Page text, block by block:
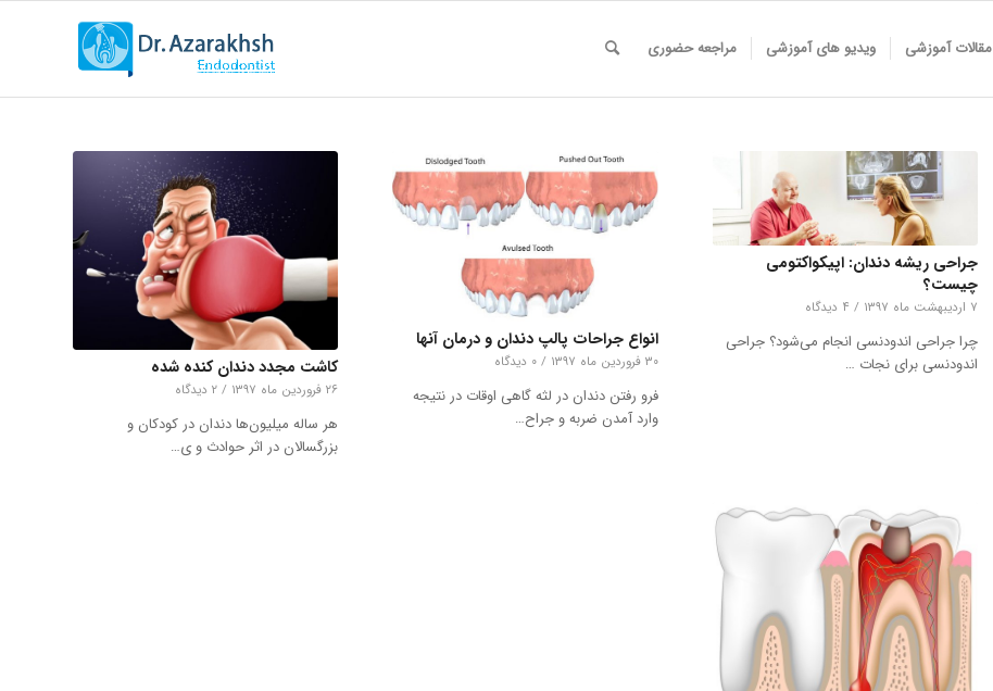
مقالات آموزشی ویدیو های آموزشی مراجعه حضوری
جراحی ریشه دندان: اپیکواکتومی
چیست؟
۷ اردیبهشت ماه ۱۳۹۷ / ۴ دیدگاه
چرا جراحی اندودنسی انجام می‌شود؟ جراحی‌
اندودنسی برای نجات …
انواع جراحات پالپ دندان و درمان آنها
۳۰ فروردین ماه ۱۳۹۷ / ۰ دیدگاه
فرو رفتن دندان در لثه گاهی اوقات در نتیجه
وارد آمدن ضربه و جراح…
کاشت مجدد دندان کنده شده
۲۶ فروردین ماه ۱۳۹۷ / ۲ دیدگاه
هر ساله میلیون‌ها دندان در کودکان و
بزرگسالان در اثر حوادث و ی…